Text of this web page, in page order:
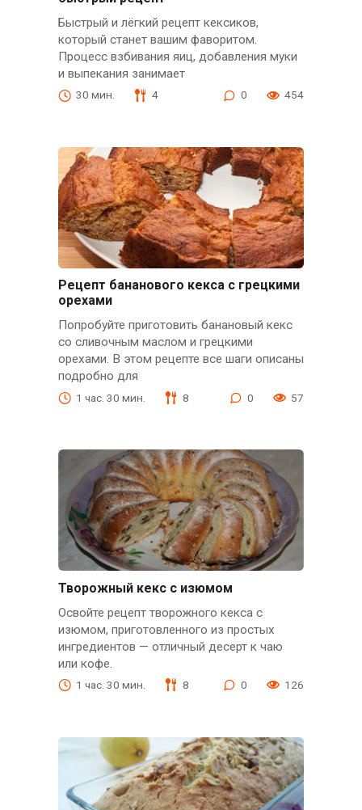
Быстрый и лёгкий рецепт кексиков,
который станет вашим фаворитом.
Процесс взбивания яиц, добавления муки
и выпекания занимает
30 мин. 4 0 454
Рецепт бананового кекса с грецкими
орехами
Попробуйте приготовить банановый кекс
со сливочным маслом и грецкими
орехами. В этом рецепте все шаги описаны
подробно для
1 час. 30 мин. 8 0 57
Творожный кекс с изюмом
Освойте рецепт творожного кекса с
изюмом, приготовленного из простых
ингредиентов — отличный десерт к чаю
или кофе.
1 час. 30 мин. 8 0 126